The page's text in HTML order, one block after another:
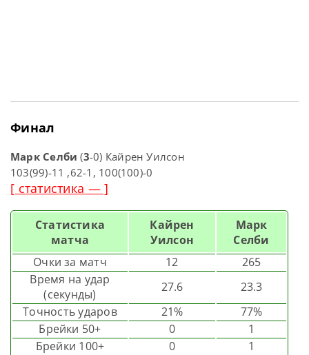
Финал
Марк Селби (3-0) Кайрен Уилсон
103(99)-11 ,62-1, 100(100)-0
[ статистика — ]
Статистика
матча
Кайрен
Уилсон
Марк
Селби
Очки за матч
12
265
Время на удар
(секунды)
27.6
23.3
Точность ударов
21%
77%
Брейки 50+
0
1
Брейки 100+
0
1